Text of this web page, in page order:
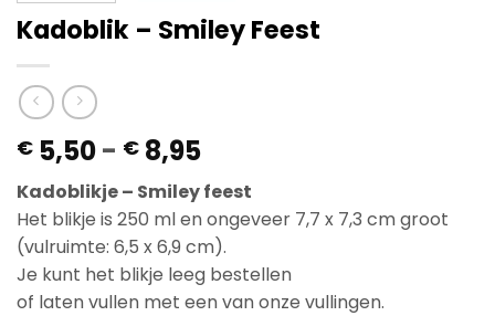
Kadoblik – Smiley Feest
€ 5,50- € 8,95Prijsklasse:
€ 5,50
tot
€ 8,95
Kadoblikje – Smiley feest
Het blikje is 250 ml en ongeveer 7,7 x 7,3 cm groot
(vulruimte: 6,5 x 6,9 cm).
Je kunt het blikje leeg bestellen
of laten vullen met een van onze vullingen.